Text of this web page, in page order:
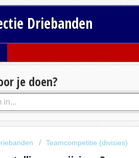
Driebanden
je doen?
Teamcompetitie (divisies)